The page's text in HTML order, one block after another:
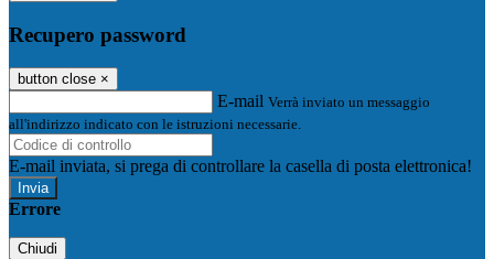
Recupero password
button close ×
E-mail Verrà inviato un messaggio
all'indirizzo indicato con le istruzioni necessarie.
E-mail inviata, si prega di controllare la casella di posta elettronica!
Errore
Chiudi